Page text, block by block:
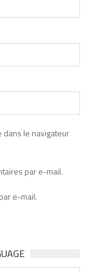
dans le navigateur
par e-mail.
e-mail.